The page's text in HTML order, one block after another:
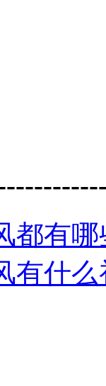
都有
有什